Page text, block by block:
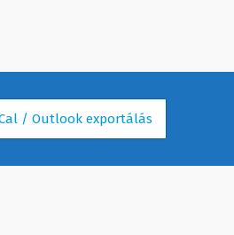
/ Outlook exportálás